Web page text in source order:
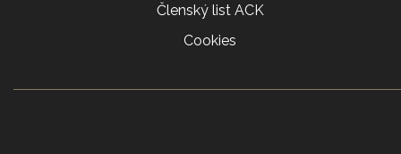
Členský list ACK
Cookies